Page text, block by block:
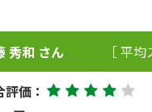
秀和 さん ［ 平
価：